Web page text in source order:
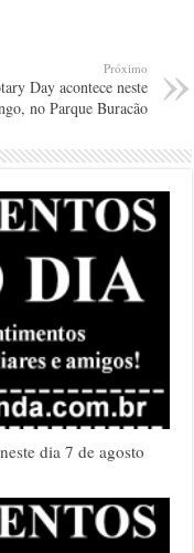
Próximo
Day acontece neste
no Parque Buracão
dia 7 de agosto